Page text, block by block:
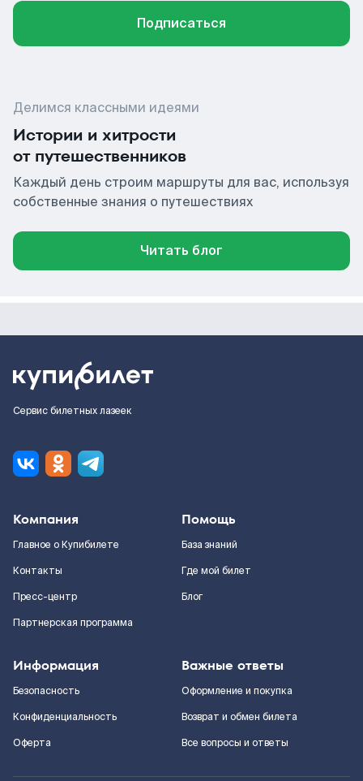
Подписаться
Делимся классными идеями
Истории и хитрости
от путешественников
Каждый день строим маршруты для вас, используя
собственные знания о путешествиях
Читать блог
Сервис билетных лазеек
Компания
Главное о Купибилете
Контакты
Пресс-центр
Партнерская программа
Помощь
База знаний
Где мой билет
Блог
Информация
Безопасность
Конфиденциальность
Оферта
Важные ответы
Оформление и покупка
Возврат и обмен билета
Все вопросы и ответы